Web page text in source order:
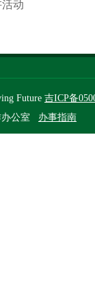
动
Future 吉ICP备
办公室 办事指南